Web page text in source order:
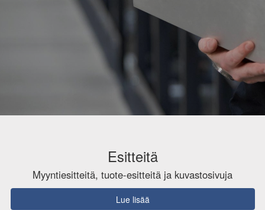
Esitteitä
Myyntiesitteitä, tuote-esitteitä ja kuvastosivuja
Lue lisää